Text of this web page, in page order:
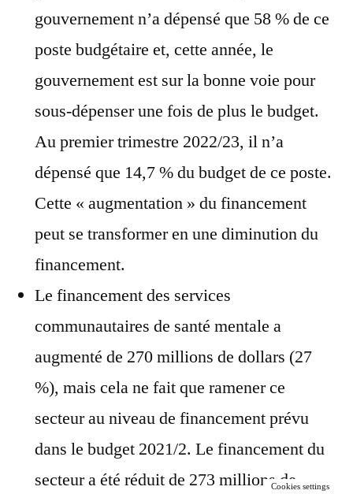
gouvernement n’a dépensé que 58 % de ce
poste budgétaire et, cette année, le
gouvernement est sur la bonne voie pour
sous-dépenser une fois de plus le budget.
Au premier trimestre 2022/23, il n’a
dépensé que 14,7 % du budget de ce poste.
Cette « augmentation » du financement
peut se transformer en une diminution du
financement.
Le financement des services
communautaires de santé mentale a
augmenté de 270 millions de dollars (27
%), mais cela ne fait que ramener ce
secteur au niveau de financement prévu
dans le budget 2021/2. Le financement du
secteur a été réduit de 273 millions deCookies settings